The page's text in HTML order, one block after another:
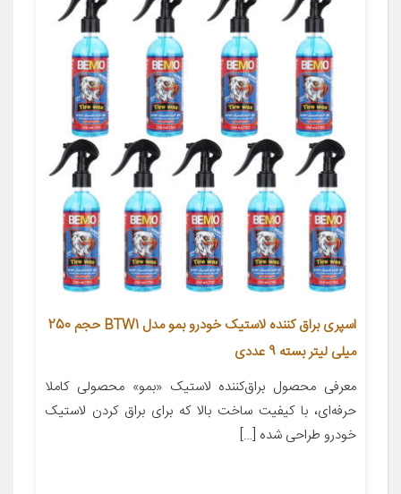
اسپری براق کننده لاستیک خودرو بمو مدل BTW1 حجم 250
میلی لیتر بسته 9 عددی
معرفی محصول براق‌کننده‌ لاستیک «بمو» محصولی کاملا
حرفه‌ای، با کیفیت ساخت بالا که برای براق ‌کردن لاستیک
خودرو طراحی ‌شده […]